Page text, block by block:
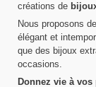
créations de
Nous proposons
élégant et
que des bijoux
occasions.
Donnez vie à